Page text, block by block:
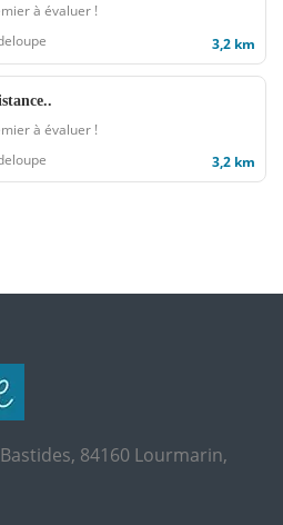
à évaluer !
3,2 km
à évaluer !
3,2 km
84160 Lourmarin,